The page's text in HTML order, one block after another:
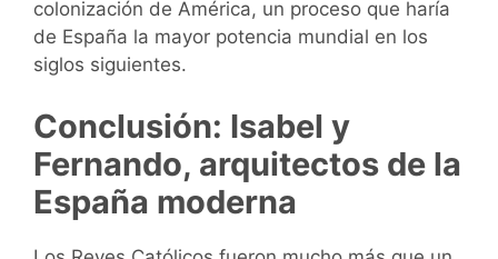
colonización de América, un proceso que haría
de España la mayor potencia mundial en los
siglos siguientes.
Conclusión: Isabel y
Fernando, arquitectos de la
España moderna